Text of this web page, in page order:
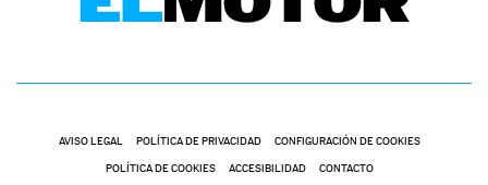
AVISO LEGAL POLÍTICA DE PRIVACIDAD CONFIGURACIÓN DE COOKIES
POLÍTICA DE COOKIES ACCESIBILIDAD CONTACTO